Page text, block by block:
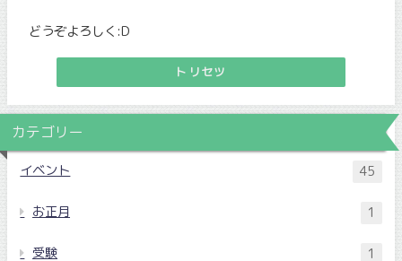
どうぞよろしく:D
トリセツ
カテゴリー
イベント 45
お正月 1
受験 1